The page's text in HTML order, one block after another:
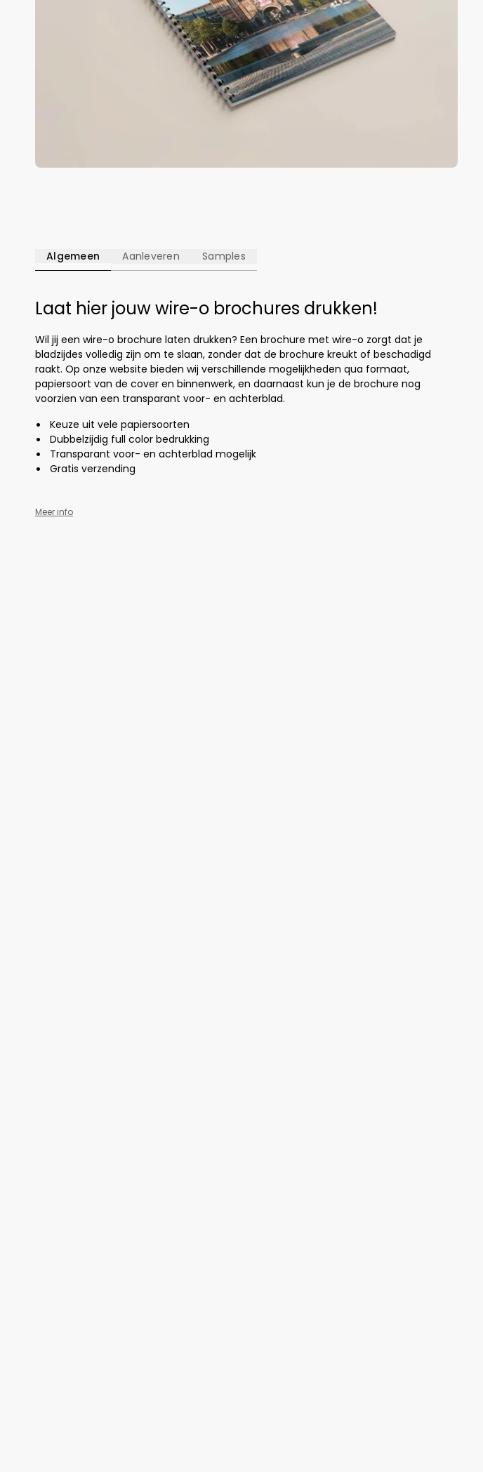
Algemeen Aanleveren Samples
Laat hier jouw wire-o brochures drukken!
Wil jij een wire-o brochure laten drukken? Een brochure met wire-o zorgt dat je
bladzijdes volledig zijn om te slaan, zonder dat de brochure kreukt of beschadigd
raakt. Op onze website bieden wij verschillende mogelijkheden qua formaat,
papiersoort van de cover en binnenwerk, en daarnaast kun je de brochure nog
voorzien van een transparant voor- en achterblad.
Keuze uit vele papiersoorten
Dubbelzijdig full color bedrukking
Transparant voor- en achterblad mogelijk
Gratis verzending
Meer info